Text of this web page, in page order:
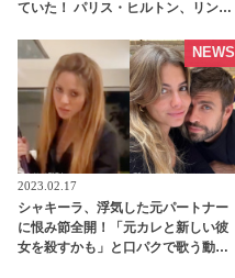
ていた！ パリス・ヒルトン、リンジ
起きたのか・・？ 「一生忘れられな
いくらい強く叩かれたの」 -
tvgroove
2023.02.17
シャキーラ、浮気した元パートナー
に恨み節全開！「元カレと新しい彼
女を殺すかも」と口パクで歌う動画
NEWS